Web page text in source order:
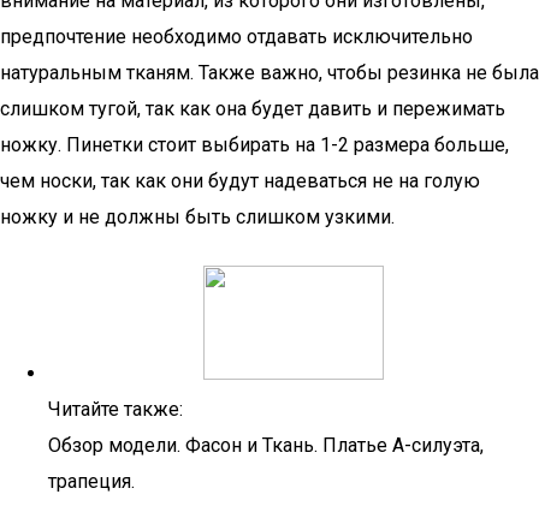
предпочтение необходимо отдавать исключительно
натуральным тканям. Также важно, чтобы резинка не была
слишком тугой, так как она будет давить и пережимать
ножку. Пинетки стоит выбирать на 1-2 размера больше,
чем носки, так как они будут надеваться не на голую
ножку и не должны быть слишком узкими.
Читайте также:
Обзор модели. Фасон и Ткань. Платье А-силуэта,
трапеция.